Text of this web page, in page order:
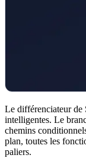
Le différenciateur de
intelligentes. Le
chemins
plan, toutes les
paliers.